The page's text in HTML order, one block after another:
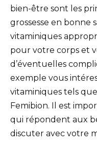
bien-être sont les
grossesse en bonne
vitaminiques
pour votre corps et
d’éventuelles
exemple vous
vitaminiques tels
Femibion. Il est
qui répondent aux
discuter avec votre